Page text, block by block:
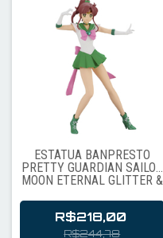
ESTÁTUA BANPRESTO
PRETTY GUARDIAN SAILOR
MOON ETERNAL GLITTER &
SAILOR JUPITER (19480)
R$218,00
R$244,78